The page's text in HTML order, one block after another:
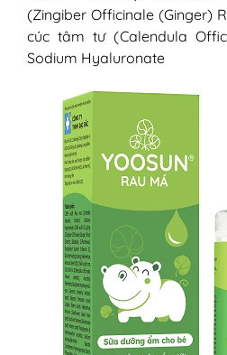
(Zingiber Officinale (Ginger)
cúc tâm tư (Calendula
Sodium Hyaluronate